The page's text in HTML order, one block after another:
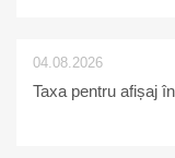
04.08.2026
Taxa pentru afișaj